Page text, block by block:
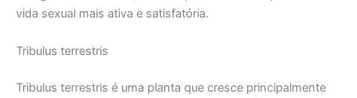
vida sexual mais ativa e satisfatória.
Tribulus terrestris
Tribulus terrestris é uma planta que cresce principalmente